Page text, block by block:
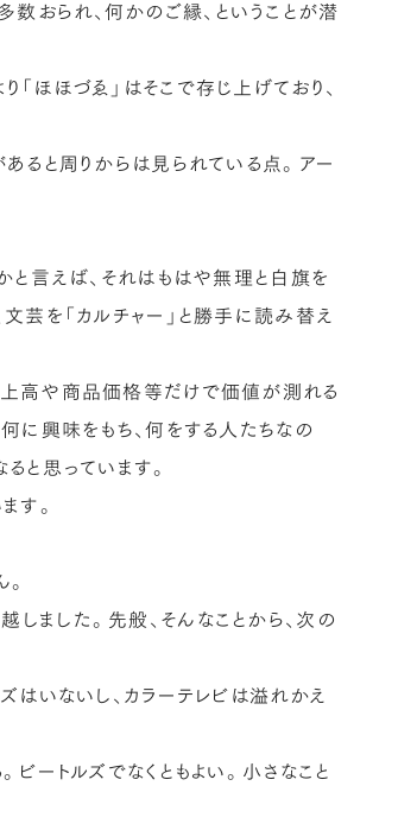
おられ、何かのご縁、ということが潜
ほほづゑ」はそこで存じ上げており、
ると周りからは見られている点。アー
と言えば、それはもはや無理と白旗を
芸を「カルチャー」と勝手に読み替え
高や商品価格等だけで価値が測れる
に興味をもち、何をする人たちなの
と思っています。
す。
ました。先般、そんなことから、次の
はいないし、カラーテレビは溢れかえ
ートルズでなくともよい。小さなこと